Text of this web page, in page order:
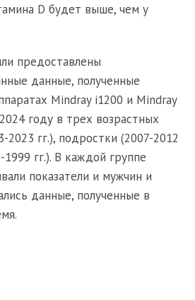
D будет выше, чем у
предоставлены
данные, полученные
Mindray i1200 и Mindray
году в трех возрастных
2023 гг.), подростки (2007-2012
1999 гг.). В каждой группе
показатели и мужчин и
данные, полученные в